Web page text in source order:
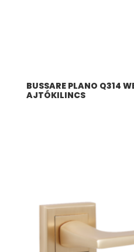
BUSSARE PLANO Q314
AJTÓKILINCS